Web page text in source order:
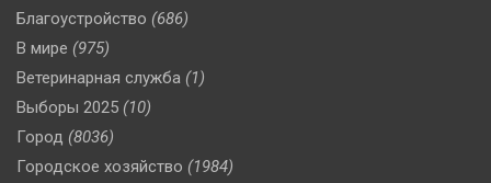
Благоустройство (686)
В мире (975)
Ветеринарная служба (1)
Выборы 2025 (10)
Город (8036)
Городское хозяйство (1984)